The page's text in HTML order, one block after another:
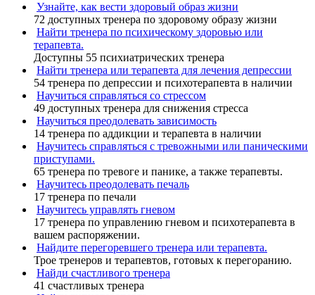
Узнайте, как вести здоровый образ жизни
72 доступных тренера по здоровому образу жизни
Найти тренера по психическому здоровью или
терапевта.
Доступны 55 психиатрических тренера
Найти тренера или терапевта для лечения депрессии
54 тренера по депрессии и психотерапевта в наличии
Научиться справляться со стрессом
49 доступных тренера для снижения стресса
Научиться преодолевать зависимость
14 тренера по аддикции и терапевта в наличии
Научитесь справляться с тревожными или паническими
приступами.
65 тренера по тревоге и панике, а также терапевты.
Научитесь преодолевать печаль
17 тренера по печали
Научитесь управлять гневом
17 тренера по управлению гневом и психотерапевта в
вашем распоряжении.
Найдите перегоревшего тренера или терапевта.
Трое тренеров и терапевтов, готовых к перегоранию.
Найди счастливого тренера
41 счастливых тренера